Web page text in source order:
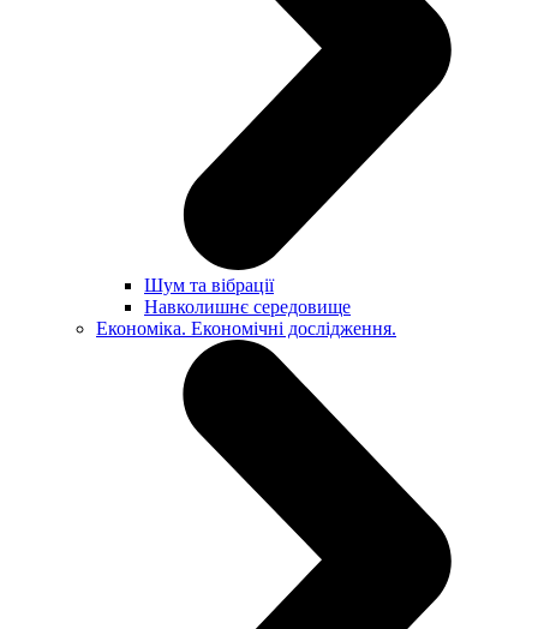
Шум та вібрації
Навколишнє середовище
Економіка. Економічні дослідження.